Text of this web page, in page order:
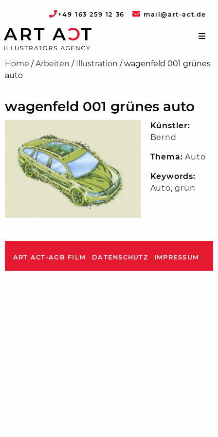
+49 163 259 12 36 mail@art-act.de
Home /Arbeiten / Illustration /wagenfeld 001 grünes
auto
wagenfeld 001 grünes auto
Künstler:
Bernd
Thema: Auto
Keywords:
Auto,grün
ART ACT-AGB FILM DATENSCHUTZ IMPRESSUM